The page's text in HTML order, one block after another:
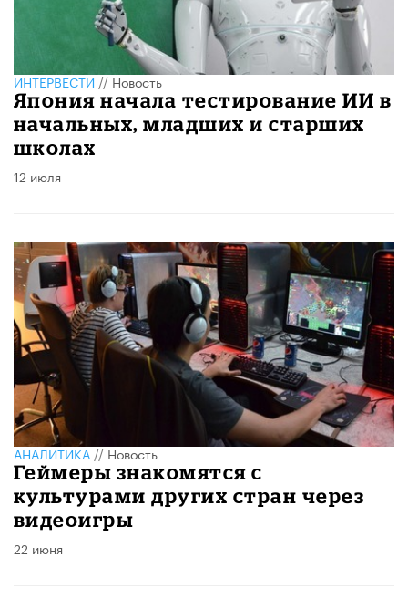
ИНТЕРВЕСТИ//Новость
​Япония начала тестирование ИИ в
начальных, младших и старших
школах
12 июля
АНАЛИТИКА//Новость
Геймеры знакомятся с
культурами других стран через
видеоигры
22 июня